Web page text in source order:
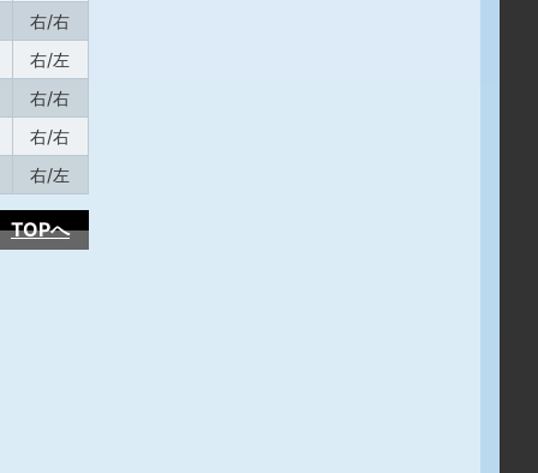
右/右
右/左
右/右
右/右
右/左
TOPへ